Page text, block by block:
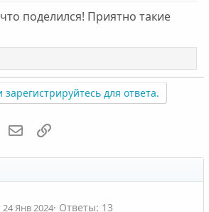
поделился! Приятно такие
для ответа.
WhatsAppЭлектронная почта
24 Янв 2024 Ответы: 13